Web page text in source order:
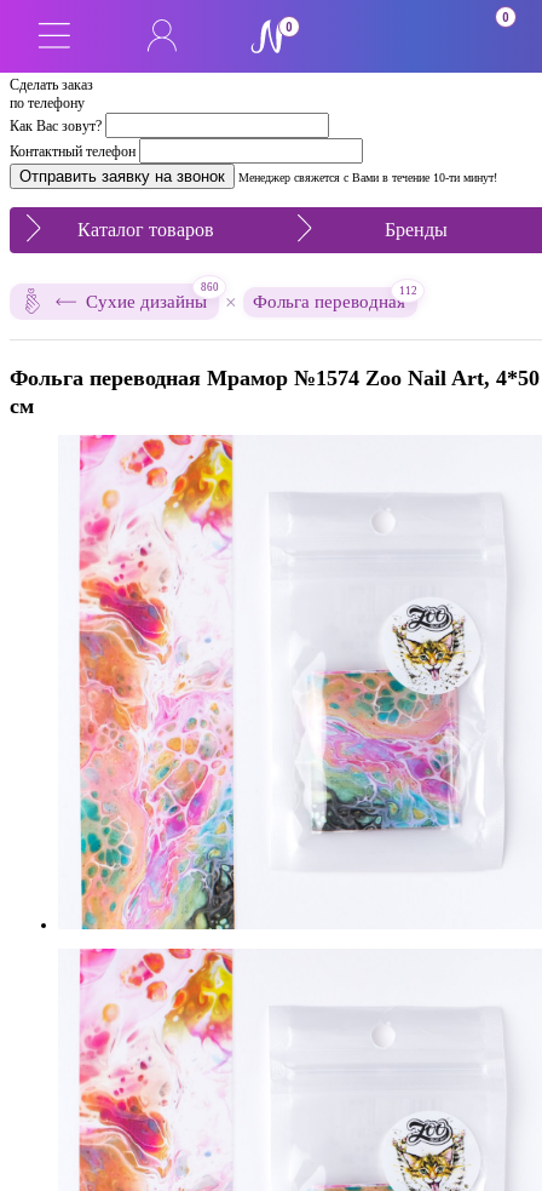
Сделать заказ
по телефону
Как Вас зовут?
Контактный телефон
Менеджер свяжется с Вами в течение 10-ти минут!
0
0
Каталог товаров Бренды
Сухие дизайны
860
× Фольга переводная
112
Фольга переводная Мрамор №1574 Zoo Nail Art, 4*50
см